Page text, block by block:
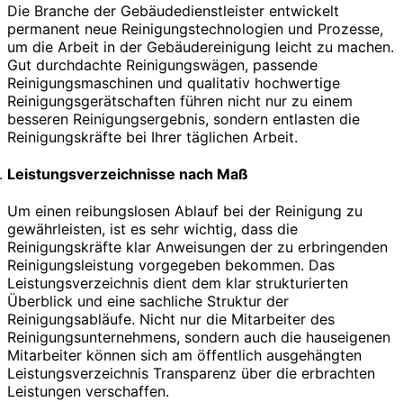
Die Branche der Gebäudedienstleister entwickelt
permanent neue Reinigungstechnologien und Prozesse,
um die Arbeit in der Gebäudereinigung leicht zu machen.
Gut durchdachte Reinigungswägen, passende
Reinigungsmaschinen und qualitativ hochwertige
Reinigungsgerätschaften führen nicht nur zu einem
besseren Reinigungsergebnis, sondern entlasten die
Reinigungskräfte bei Ihrer täglichen Arbeit.
Leistungsverzeichnisse nach Maß
Um einen reibungslosen Ablauf bei der Reinigung zu
gewährleisten, ist es sehr wichtig, dass die
Reinigungskräfte klar Anweisungen der zu erbringenden
Reinigungsleistung vorgegeben bekommen. Das
Leistungsverzeichnis dient dem klar strukturierten
Überblick und eine sachliche Struktur der
Reinigungsabläufe. Nicht nur die Mitarbeiter des
Reinigungsunternehmens, sondern auch die hauseigenen
Mitarbeiter können sich am öffentlich ausgehängten
Leistungsverzeichnis Transparenz über die erbrachten
Leistungen verschaffen.